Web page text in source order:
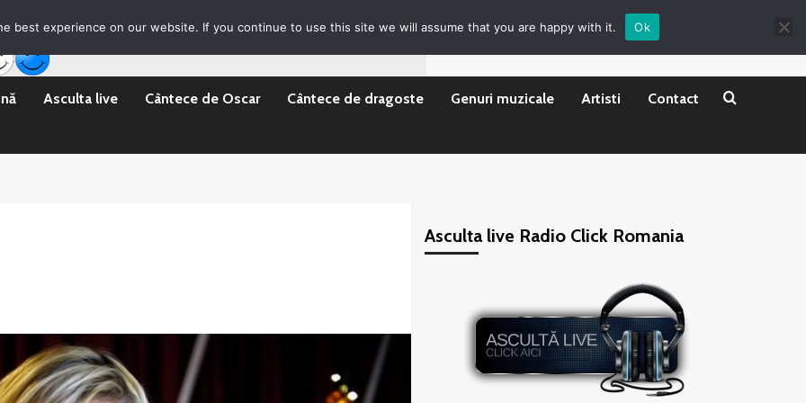
Emisii Promovare Artisti noi Vrei sa fii DJ?
Asculta live Cântece de Oscar Cântece de dragoste Genuri muzicale Artisti Contact
Asculta live Radio Click Romania
best experience on our website. If you continue to use this site we will assume that you are happy with it. Ok